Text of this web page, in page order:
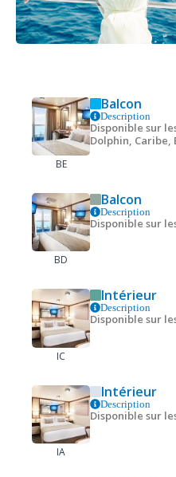
BE
Balcon
Description
Disponible sur
Dolphin, Caribe,
BD
Balcon
Description
Disponible sur
IC
Intérieur
Description
Disponible sur
IA
Intérieur
Description
Disponible sur